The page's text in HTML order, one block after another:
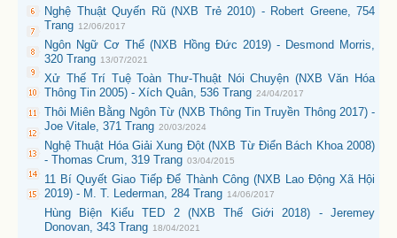
Nghệ Thuật Quyến Rũ (NXB Trẻ 2010) - Robert Greene, 754
Trang 12/06/2017
Ngôn Ngữ Cơ Thể (NXB Hồng Đức 2019) - Desmond Morris,
320 Trang 13/07/2021
Xử Thế Trí Tuệ Toàn Thư-Thuật Nói Chuyện (NXB Văn Hóa
Thông Tin 2005) - Xích Quân, 536 Trang 24/04/2017
Thôi Miên Bằng Ngôn Từ (NXB Thông Tin Truyền Thông 2017) -
Joe Vitale, 371 Trang 20/03/2024
Nghệ Thuật Hóa Giải Xung Đột (NXB Từ Điển Bách Khoa 2008)
- Thomas Crum, 319 Trang 03/04/2015
11 Bí Quyết Giao Tiếp Để Thành Công (NXB Lao Động Xã Hội
2019) - M. T. Lederman, 284 Trang 14/06/2017
Hùng Biện Kiểu TED 2 (NXB Thế Giới 2018) - Jeremey
Donovan, 343 Trang 18/04/2021